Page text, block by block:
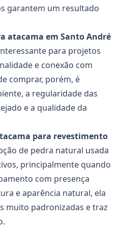
garantem um resultado
atacama em Santo André
para projetos
e conexão com
comprar, porém, é
a regularidade das
e a qualidade da
para revestimento
de pedra natural usada
principalmente quando
com presença
e aparência natural, ela
muito padronizadas e traz